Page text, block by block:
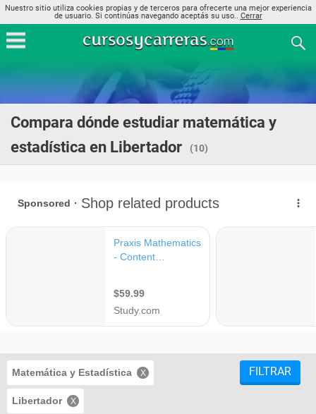
Nuestro sitio utiliza cookies propias y de terceros para ofrecerte una mejor experiencia
de usuario. Si continúas navegando aceptás su uso.. Cerrar
Compara dónde estudiar matemática y
estadística en Libertador
(10)
Matemática y Estadística
Libertador
FILTRAR